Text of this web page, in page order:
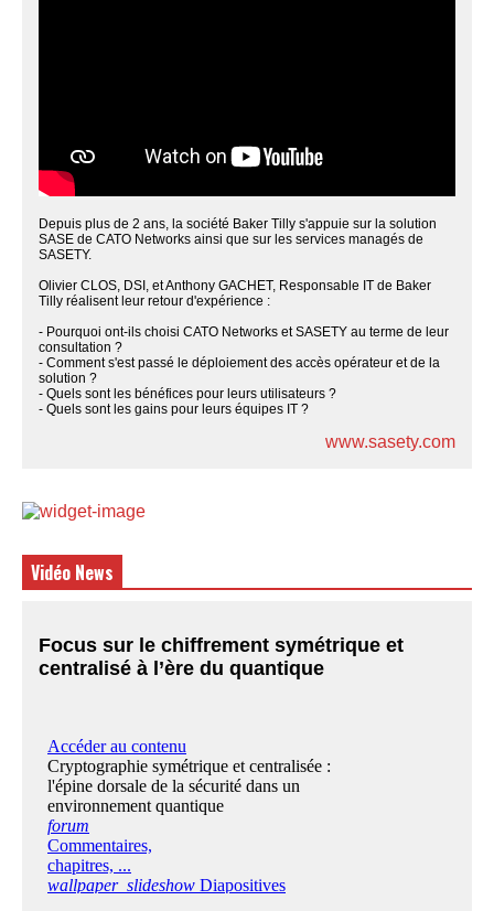
Depuis plus de 2 ans, la société Baker Tilly s'appuie sur la solution
SASE de CATO Networks ainsi que sur les services managés de
SASETY.
Olivier CLOS, DSI, et Anthony GACHET, Responsable IT de Baker
Tilly réalisent leur retour d'expérience :
- Pourquoi ont-ils choisi CATO Networks et SASETY au terme de leur
consultation ?
- Comment s'est passé le déploiement des accès opérateur et de la
solution ?
- Quels sont les bénéfices pour leurs utilisateurs ?
- Quels sont les gains pour leurs équipes IT ?
www.sasety.com
Vidéo News
Focus sur le chiffrement symétrique et
centralisé à l’ère du quantique